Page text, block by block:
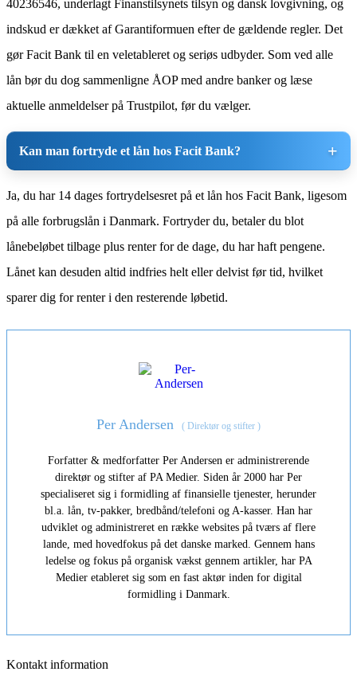
40236546, underlagt Finanstilsynets tilsyn og dansk lovgivning, og
indskud er dækket af Garantiformuen efter de gældende regler. Det
gør Facit Bank til en veletableret og seriøs udbyder. Som ved alle
lån bør du dog sammenligne ÅOP med andre banker og læse
aktuelle anmeldelser på Trustpilot, før du vælger.
Kan man fortryde et lån hos Facit Bank?
Ja, du har 14 dages fortrydelsesret på et lån hos Facit Bank, ligesom
på alle forbrugslån i Danmark. Fortryder du, betaler du blot
lånebeløbet tilbage plus renter for de dage, du har haft pengene.
Lånet kan desuden altid indfries helt eller delvist før tid, hvilket
sparer dig for renter i den resterende løbetid.
Per Andersen ( Direktør og stifter )
Forfatter & medforfatter Per Andersen er administrerende
direktør og stifter af PA Medier. Siden år 2000 har Per
specialiseret sig i formidling af finansielle tjenester, herunder
bl.a. lån, tv-pakker, bredbånd/telefoni og A-kasser. Han har
udviklet og administreret en række websites på tværs af flere
lande, med hovedfokus på det danske marked. Gennem hans
ledelse og fokus på organisk vækst gennem artikler, har PA
Medier etableret sig som en fast aktør inden for digital
formidling i Danmark.
Kontakt information